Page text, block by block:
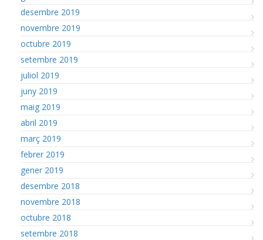
desembre 2019
novembre 2019
octubre 2019
setembre 2019
juliol 2019
juny 2019
maig 2019
abril 2019
març 2019
febrer 2019
gener 2019
desembre 2018
novembre 2018
octubre 2018
setembre 2018